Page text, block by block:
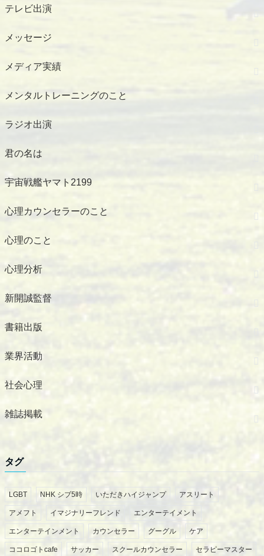
テレビ出演
メッセージ
メディア実績
メンタルトレーニングのこと
ラジオ出演
君の名は
宇宙戦艦ヤマト2199
心理カウンセラーのこと
心理のこと
心理分析
新開誠監督
書籍出版
業界活動
社会心理
雑誌掲載
タグ
LGBT NHK シブ5時 いただきハイジャンプ アスリート
アメフト イマジナリーフレンド エンターテイメント
エンターテインメント カウンセラー グーグル ケア
ココロゴトcafe サッカー スクールカウンセラー セラピーマスター